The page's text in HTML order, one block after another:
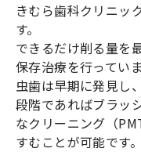
きむら歯科クリニッ
す。
できるだけ削る量を
保存治療を行っていま
虫歯は早期に発見し
段階であればブラッ
なクリーニング（
すむことが可能です。